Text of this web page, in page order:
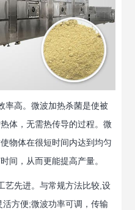
高。微波加热杀菌是使被
体，无需热传导的过程。微
物体在很短时间内达到均匀
间，从而更能提高产量。
先进。与常规方法比较,设
方便;微波功率可调，传输